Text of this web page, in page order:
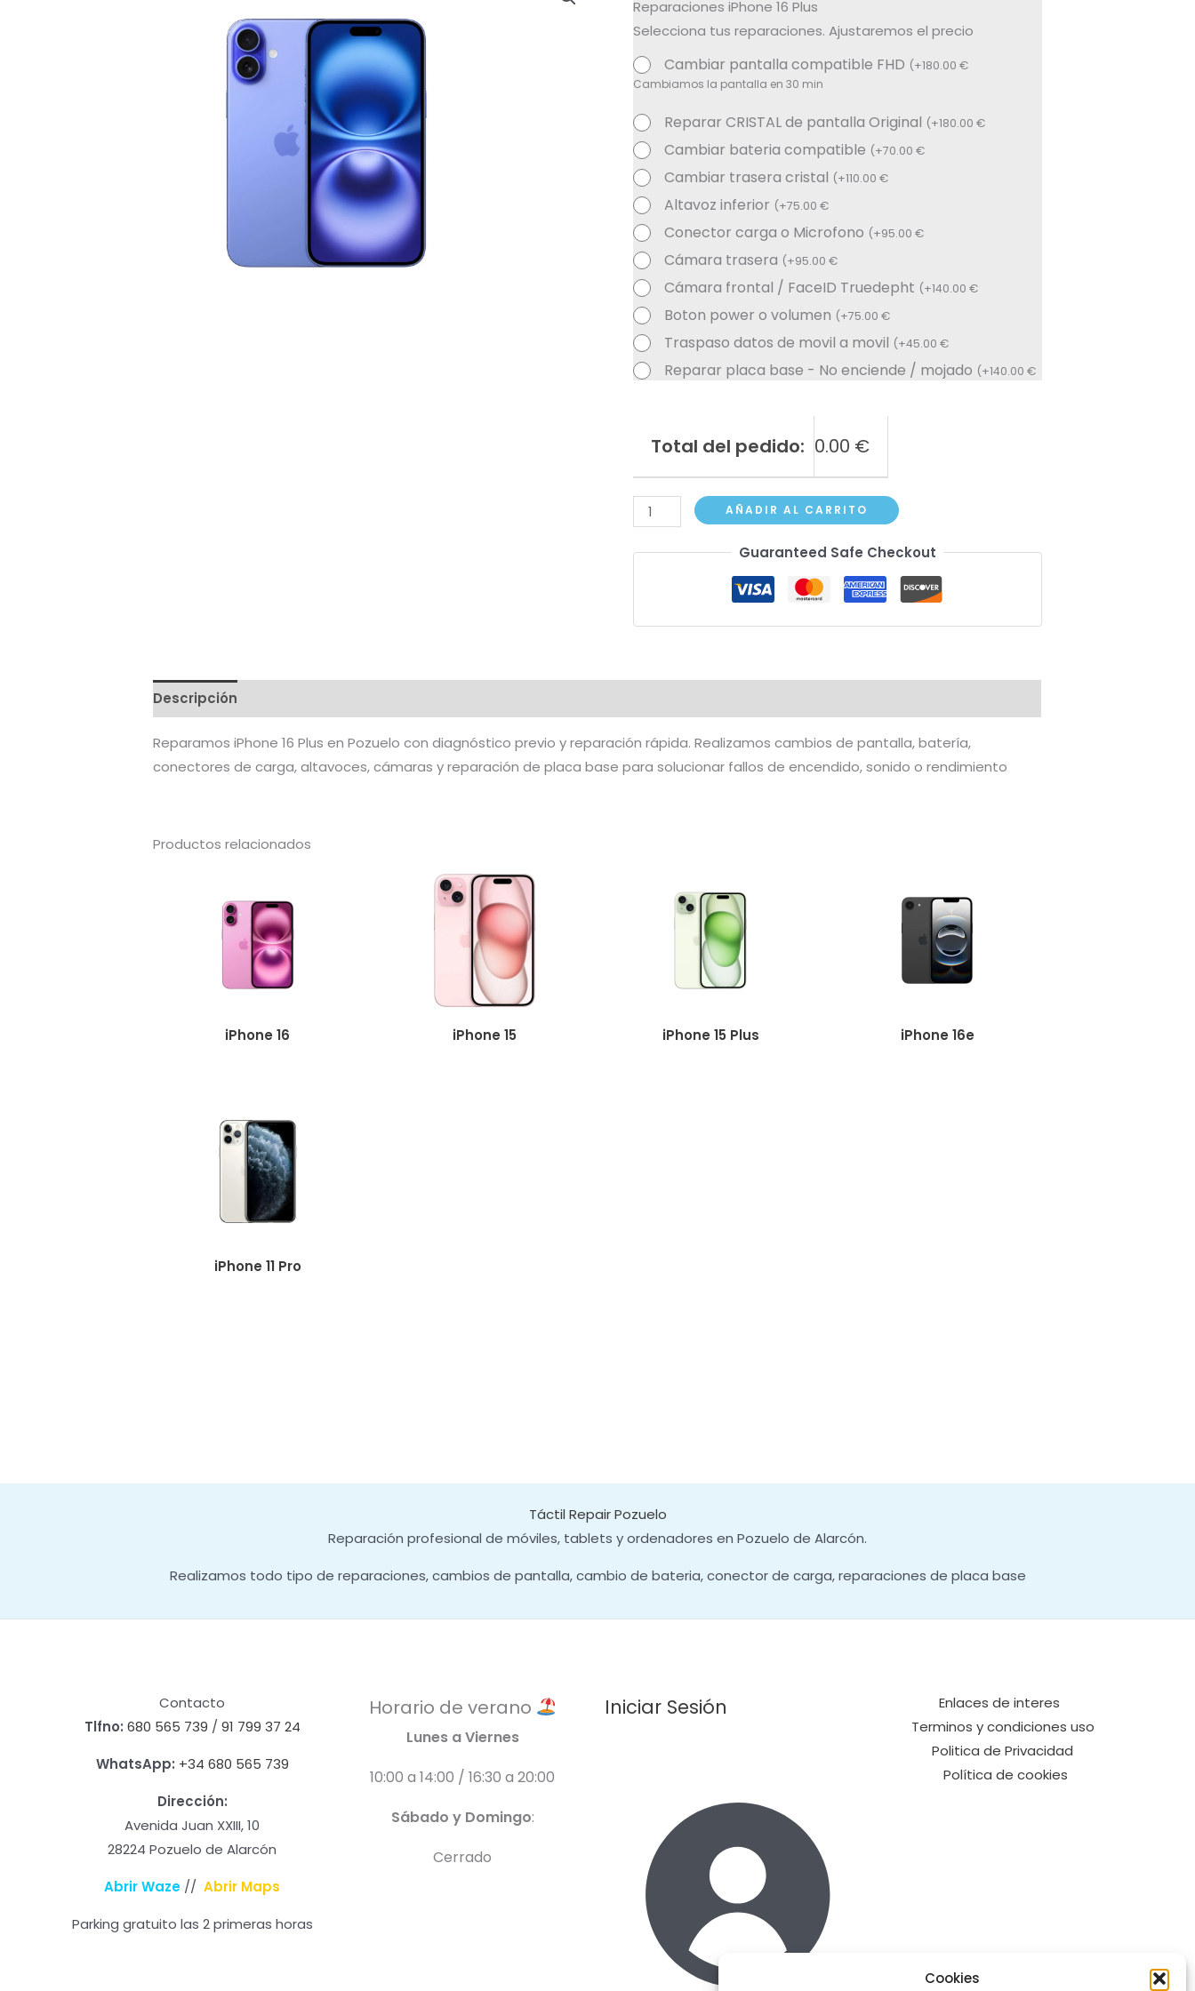
Cookies
Reparaciones iPhone 16 Plus
Selecciona tus reparaciones. Ajustaremos el precio
Cambiar pantalla compatible FHD (+180.00 €
Cambiamos la pantalla en 30 min
Reparar CRISTAL de pantalla Original (+180.00 €
Cambiar bateria compatible (+70.00 €
Cambiar trasera cristal (+110.00 €
Altavoz inferior (+75.00 €
Conector carga o Microfono (+95.00 €
Cámara trasera (+95.00 €
Cámara frontal / FaceID Truedepht (+140.00 €
Boton power o volumen (+75.00 €
Traspaso datos de movil a movil (+45.00 €
Reparar placa base - No enciende / mojado (+140.00 €
Total del pedido: 0.00 €
iPhone
16
Plus
AÑADIR AL CARRITO
Guaranteed Safe Checkout
Descripción
Reparamos iPhone 16 Plus en Pozuelo con diagnóstico previo y reparación rápida. Realizamos cambios de pantalla, batería,
conectores de carga, altavoces, cámaras y reparación de placa base para solucionar fallos de encendido, sonido o rendimiento
Productos relacionados
iPhone 16 iPhone 15 iPhone 15 Plus iPhone 16e
iPhone 11 Pro
Táctil Repair Pozuelo
Reparación profesional de móviles, tablets y ordenadores en Pozuelo de Alarcón.
Realizamos todo tipo de reparaciones, cambios de pantalla, cambio de bateria, conector de carga, reparaciones de placa base
Contacto
Tlfno: 680 565 739 / 91 799 37 24
WhatsApp: +34 680 565 739
Dirección:
Avenida Juan XXIII, 10
28224 Pozuelo de Alarcón
Abrir Waze //Abrir Maps
Parking gratuito las 2 primeras horas
Horario de verano
Lunes a Viernes
10:00 a 14:00 / 16:30 a 20:00
Sábado y Domingo:
Cerrado
Iniciar Sesión
Enlaces de interes
Terminos y condiciones uso
Politica de Privacidad
Política de cookies